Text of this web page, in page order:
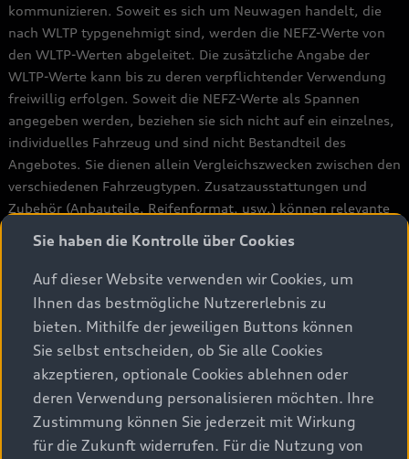
kommunizieren. Soweit es sich um Neuwagen handelt, die
nach WLTP typgenehmigt sind, werden die NEFZ-Werte von
den WLTP-Werten abgeleitet. Die zusätzliche Angabe der
WLTP-Werte kann bis zu deren verpflichtender Verwendung
freiwillig erfolgen. Soweit die NEFZ-Werte als Spannen
angegeben werden, beziehen sie sich nicht auf ein einzelnes,
individuelles Fahrzeug und sind nicht Bestandteil des
Angebotes. Sie dienen allein Vergleichszwecken zwischen den
verschiedenen Fahrzeugtypen. Zusatzausstattungen und
Zubehör (Anbauteile, Reifenformat, usw.) können relevante
Verkehrsbedingungen sowie dem individuellen Fahrverhalten
den Kraftstoffverbrauch,, den Stromverbrauch, die CO2-
Emissionen und die Fahrleistungswerte eines Fahrzeugs
Weitere Informationen zum offiziellen Kraftstoffverbrauch
und den offiziellen spezifischen CO2-Emissionen neuer
Personenkraftwagen können dem "Leitfaden über den
Kraftstoffverbrauch und die CO2-Emissionen neuer
Sie haben die Kontrolle über Cookies
Auf dieser Website verwenden wir Cookies, um
Ihnen das bestmögliche Nutzererlebnis zu
bieten. Mithilfe der jeweiligen Buttons können
Sie selbst entscheiden, ob Sie alle Cookies
akzeptieren, optionale Cookies ablehnen oder
deren Verwendung personalisieren möchten. Ihre
Zustimmung können Sie jederzeit mit Wirkung
für die Zukunft widerrufen. Für die Nutzung von